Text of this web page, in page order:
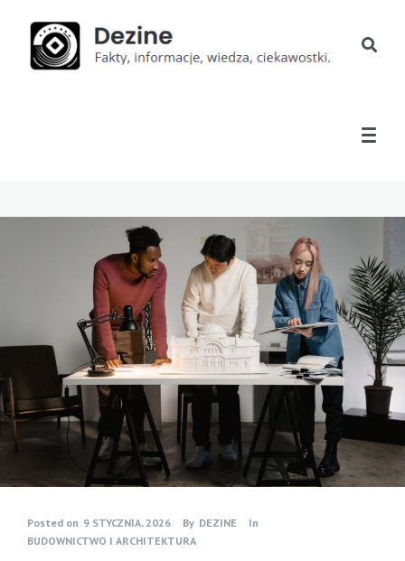
Posted on 9 STYCZNIA, 2026 By DEZINE
In
BUDOWNICTWO I ARCHITEKTURA